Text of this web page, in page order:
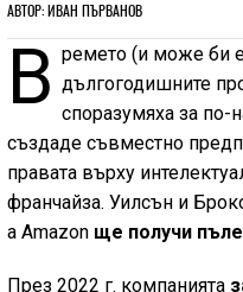
АВТОР: ИВАН ПЪРВАНОВ
В ремето (и може би
дългогодишните
споразумяха за по-
създаде съвместно
правата върху
франчайза. Уилсън и
а Amazon ще получи
През 2022 г. компанията